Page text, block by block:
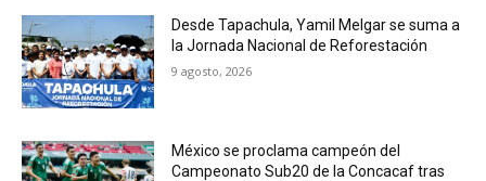
Desde Tapachula, Yamil Melgar se suma a
la Jornada Nacional de Reforestación
9 agosto, 2026
México se proclama campeón del
Campeonato Sub20 de la Concacaf tras